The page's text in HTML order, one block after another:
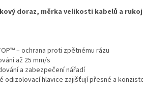
doraz, měrka velikosti kabelů a
– ochrana proti zpětnému rázu
až 25 mm/s
a zabezpečení nářadí
odizolovací hlavice zajišťují přesné a